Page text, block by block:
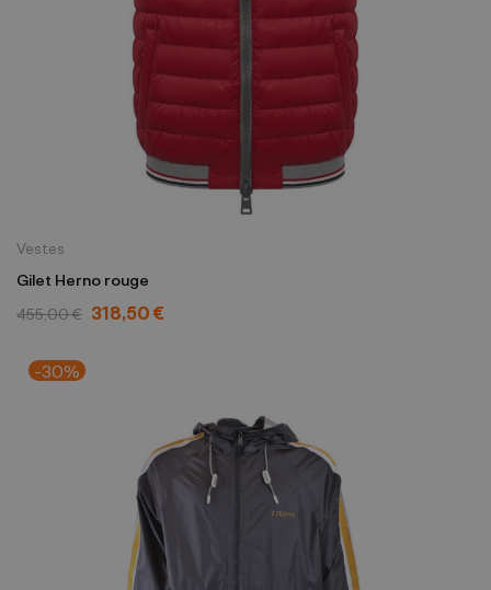
Vestes
Gilet Herno rouge
455,00 € 318,50 €
-30%